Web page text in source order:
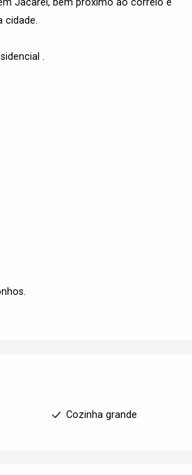
Jacareí, bem próximo ao correio e
cidade.
.
Cozinha grande